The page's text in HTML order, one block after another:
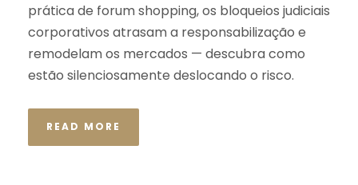
prática de forum shopping, os bloqueios judiciais
corporativos atrasam a responsabilização e
remodelam os mercados — descubra como
estão silenciosamente deslocando o risco.
READ MORE